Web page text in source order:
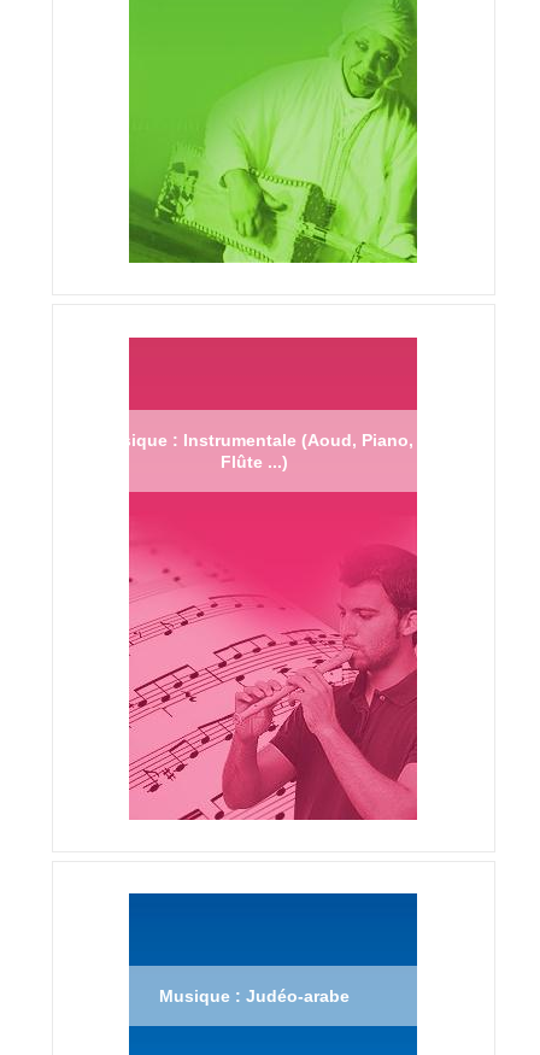
Musique : Instrumentale (Aoud, Piano,
Flûte ...)
Musique : Judéo-arabe